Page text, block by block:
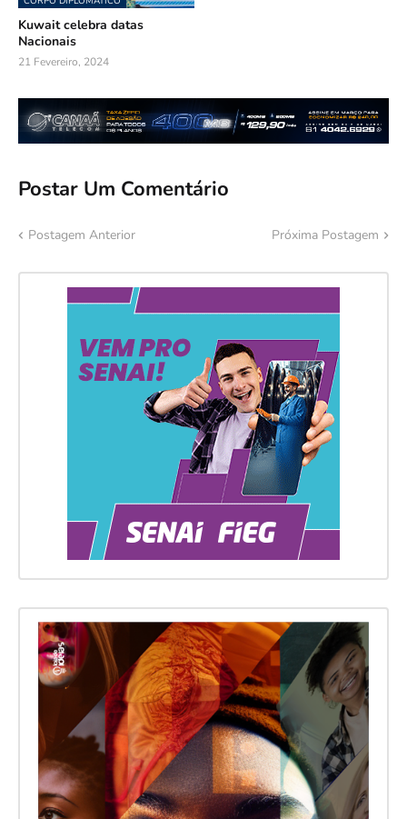
Kuwait celebra datas
Nacionais
21 Fevereiro, 2024
Postar Um Comentário
Postagem Anterior Próxima Postagem